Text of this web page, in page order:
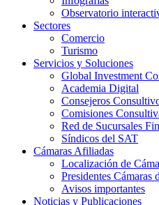
Observatorio
Sectores
Comercio
Turismo
Servicios y Soluciones
Global Investment
Academia Digital
Consejeros
Comisiones
Red de Sucursales
Síndicos del SAT
Cámaras Afiliadas
Localización de
Presidentes Cámaras
Avisos importantes
Noticias y Publicaciones